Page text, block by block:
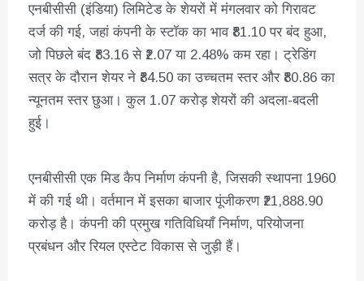
एनबीसीसी (इंडिया) लिमिटेड के शेयरों में मंगलवार को गिरावट
दर्ज की गई, जहां कंपनी के स्टॉक का भाव ₹81.10 पर बंद हुआ,
जो पिछले बंद ₹83.16 से ₹2.07 या 2.48% कम रहा। ट्रेडिंग
सत्र के दौरान शेयर ने ₹84.50 का उच्चतम स्तर और ₹80.86 का
न्यूनतम स्तर छुआ। कुल 1.07 करोड़ शेयरों की अदला-बदली
हुई।
एनबीसीसी एक मिड कैप निर्माण कंपनी है, जिसकी स्थापना 1960
में की गई थी। वर्तमान में इसका बाजार पूंजीकरण ₹21,888.90
करोड़ है। कंपनी की प्रमुख गतिविधियाँ निर्माण, परियोजना
प्रबंधन और रियल एस्टेट विकास से जुड़ी हैं।